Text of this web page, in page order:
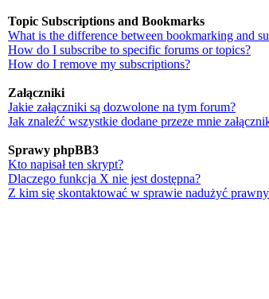
Topic Subscriptions and Bookmarks
What is the difference between bookmarking and
How do I subscribe to specific forums or topics?
How do I remove my subscriptions?
Załączniki
Jakie załączniki są dozwolone na tym forum?
Jak znaleźć wszystkie dodane przeze mnie
Sprawy phpBB3
Kto napisał ten skrypt?
Dlaczego funkcja X nie jest dostępna?
Z kim się skontaktować w sprawie nadużyć